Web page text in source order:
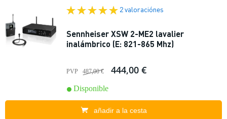
2 valoraciónes
Sennheiser XSW 2-ME2 lavalier
inalámbrico (E: 821-865 Mhz)
PVP 487,00 € 444,00 €
Disponible
añadir a la cesta